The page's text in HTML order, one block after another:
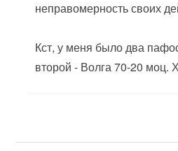
неправомерность своих
Кст, у меня было два
второй - Волга 70-20 моц.